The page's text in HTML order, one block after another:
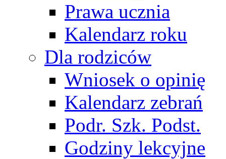
Prawa ucznia
Kalendarz roku
Dla rodziców
Wniosek o opinię
Kalendarz zebrań
Podr. Szk. Podst.
Godziny lekcyjne